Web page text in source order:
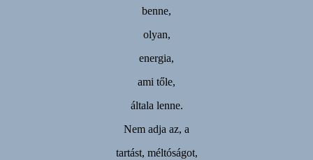
benne,
olyan,
energia,
ami tőle,
általa lenne.
Nem adja az, a
tartást, méltóságot,